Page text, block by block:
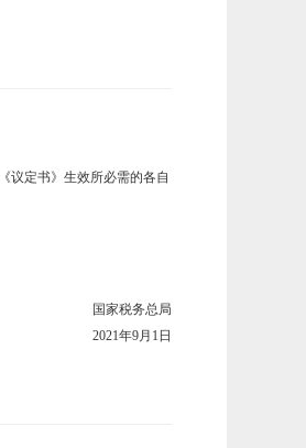
议定书》生效所必需的各自
国家税务总局
2021年9月1日